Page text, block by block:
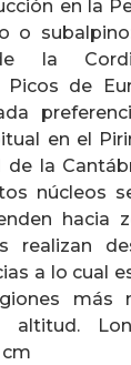
en la
o
la
Picos de
en el
la
núcleos
hacia
realizan
a lo cual
más
cm